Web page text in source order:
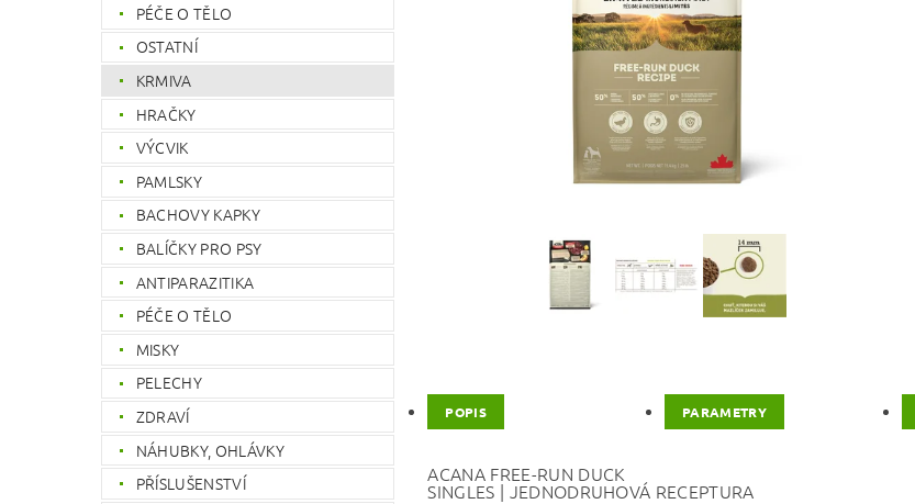
PÉČE O TĚLO
OSTATNÍ
KRMIVA
HRAČKY
VÝCVIK
PAMLSKY
BACHOVY KAPKY
BALÍČKY PRO PSY
ANTIPARAZITIKA
PÉČE O TĚLO
MISKY
PELECHY
ZDRAVÍ
NÁHUBKY, OHLÁVKY
PŘÍSLUŠENSTVÍ
POPIS PARAMETRY
ACANA FREE-RUN DUCK
SINGLES | JEDNODRUHOVÁ RECEPTURA